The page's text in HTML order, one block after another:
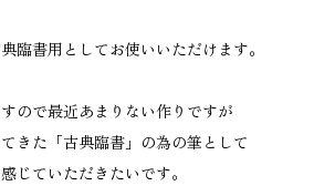
臨書用としてお使いいただけます。
ので最近あまりない作りですが
きた「古典臨書」の為の筆として
じていただきたいです。